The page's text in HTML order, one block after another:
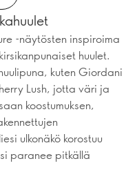
-näytösten inspiroima
huulet.
kuten Giordani
Lush, jotta väri ja
koostumuksen,
ulkonäkö korostuu
paranee pitkällä